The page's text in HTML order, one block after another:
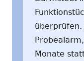
überprüfen.
Monate